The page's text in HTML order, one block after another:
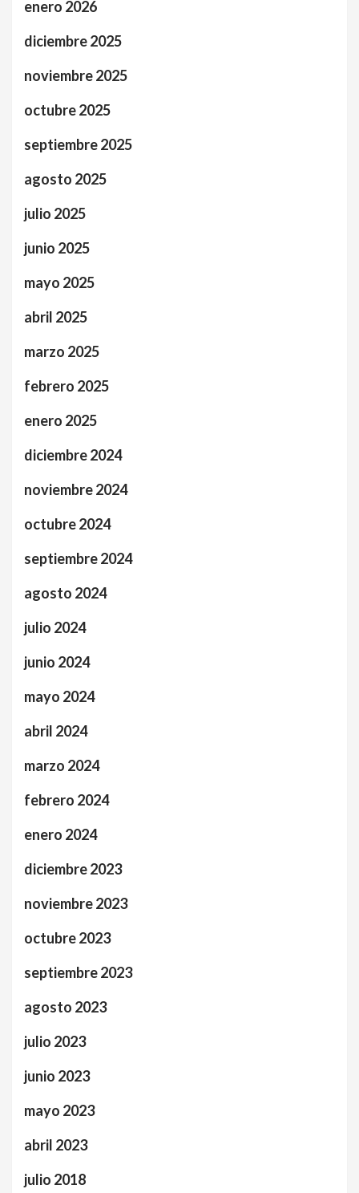
enero 2026
diciembre 2025
noviembre 2025
octubre 2025
septiembre 2025
agosto 2025
julio 2025
junio 2025
mayo 2025
abril 2025
marzo 2025
febrero 2025
enero 2025
diciembre 2024
noviembre 2024
octubre 2024
septiembre 2024
agosto 2024
julio 2024
junio 2024
mayo 2024
abril 2024
marzo 2024
febrero 2024
enero 2024
diciembre 2023
noviembre 2023
octubre 2023
septiembre 2023
agosto 2023
julio 2023
junio 2023
mayo 2023
abril 2023
julio 2018